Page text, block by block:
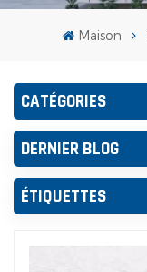
Maison
CATÉGORIES
DERNIER BLOG
ÉTIQUETTES